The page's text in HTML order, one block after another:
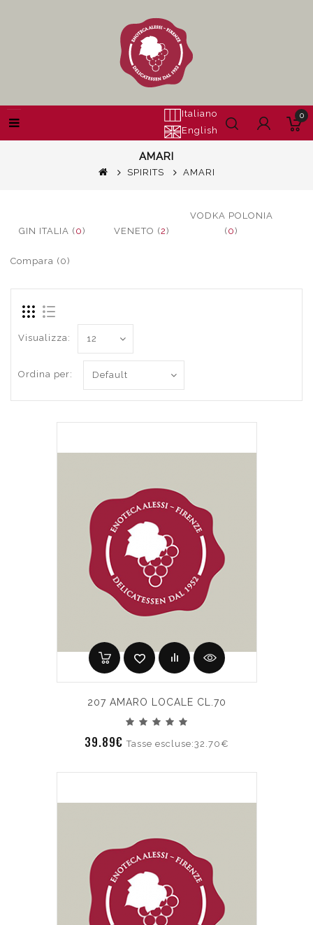
Italiano
English
0
AMARI
SPIRITS AMARI
GIN ITALIA (0) VENETO (2)
VODKA POLONIA
(0)
Compara (0)
Visualizza:
Ordina per:
207 AMARO LOCALE CL.70
39.89€Tasse escluse:32.70€